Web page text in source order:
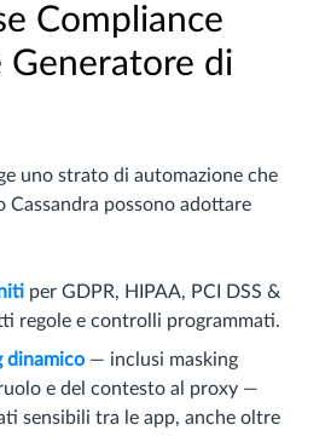
Compliance
Generatore di
uno strato di automazione che
Cassandra possono adottare
per GDPR, HIPAA, PCI DSS &
regole e controlli programmati.
dinamico — inclusi masking
e del contesto al proxy —
sensibili tra le app, anche oltre